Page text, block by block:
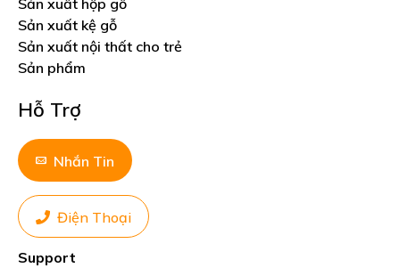
Sản xuất hộp gỗ
Sản xuất kệ gỗ
Sản xuất nội thất cho trẻ
Sản phẩm
Hỗ Trợ
Nhắn Tin
Điện Thoại
Support